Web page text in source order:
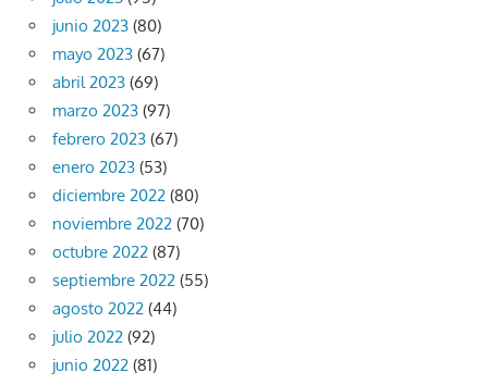
junio 2023 (80)
mayo 2023 (67)
abril 2023 (69)
marzo 2023 (97)
febrero 2023 (67)
enero 2023 (53)
diciembre 2022 (80)
noviembre 2022 (70)
octubre 2022 (87)
septiembre 2022 (55)
agosto 2022 (44)
julio 2022 (92)
junio 2022 (81)